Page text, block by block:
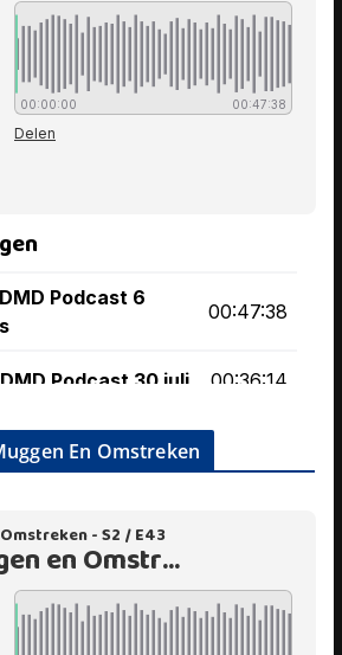
En Omstreken